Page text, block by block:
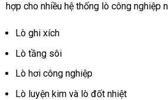
hợp cho nhiều hệ thống lò công nghiệp
Lò ghi xích
Lò tầng sôi
Lò hơi công nghiệp
Lò luyện kim và lò đốt nhiệt